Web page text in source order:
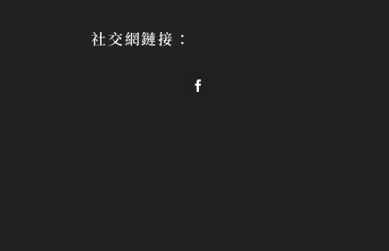
社交網鏈接：